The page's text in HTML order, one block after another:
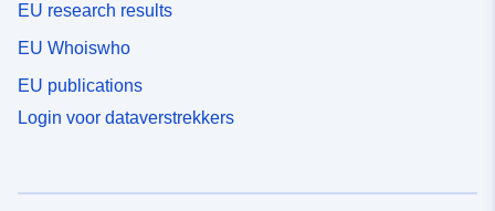
EU research results
EU Whoiswho
EU publications
Login voor dataverstrekkers